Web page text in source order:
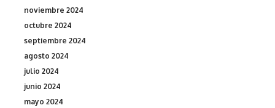
noviembre 2024
octubre 2024
septiembre 2024
agosto 2024
julio 2024
junio 2024
mayo 2024